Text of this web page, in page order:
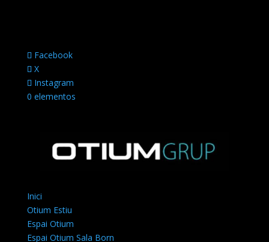
Facebook
X
Instagram
0 elementos
Inici
Otium Estiu
Espai Otium
Espai Otium Sala Born